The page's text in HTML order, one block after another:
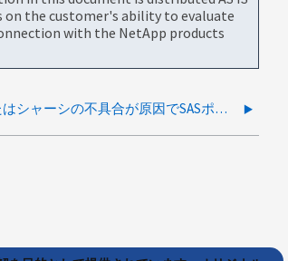
the customer's ability to evaluate
with the NetApp products
コントローラまたはシャーシの不具合が原因でSASポートのパフォーマンスが低下しています